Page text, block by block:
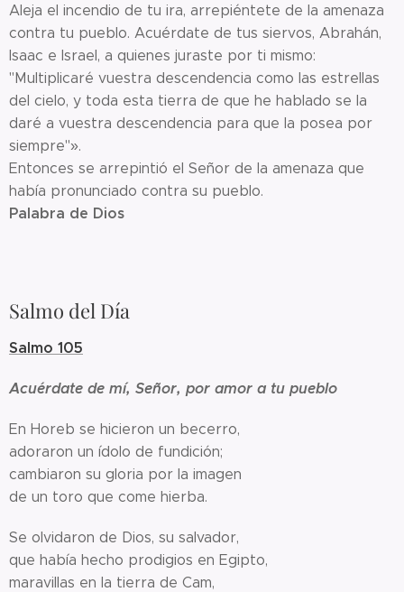
Aleja el incendio de tu ira, arrepiéntete de la amenaza
contra tu pueblo. Acuérdate de tus siervos, Abrahán,
Isaac e Israel, a quienes juraste por ti mismo:
"Multiplicaré vuestra descendencia como las estrellas
del cielo, y toda esta tierra de que he hablado se la
daré a vuestra descendencia para que la posea por
siempre"».
Entonces se arrepintió el Señor de la amenaza que
había pronunciado contra su pueblo.
Palabra de Dios
Salmo del Día
Salmo 105
Acuérdate de mí, Señor, por amor a tu pueblo
En Horeb se hicieron un becerro,
adoraron un ídolo de fundición;
cambiaron su gloria por la imagen
de un toro que come hierba.
Se olvidaron de Dios, su salvador,
que había hecho prodigios en Egipto,
maravillas en la tierra de Cam,